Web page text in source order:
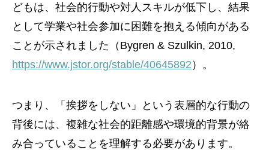
どもは、社会的行動や対人スキルが低下し、結果
として学業や社会参加に困難を抱える傾向がある
ことが示されました（Bygren & Szulkin, 2010,
https://www.jstor.org/stable/40645892 ）。
つまり、「挨拶をしない」という表層的な行動の
背後には、複雑な社会的距離感や環境的背景が絡
み合っていることを理解する必要があります。